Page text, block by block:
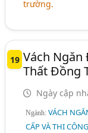
trường.
19 Vách Ngăn
Thất Đồng
Ngày cập
Ngành:VÁCH
CẤP VÀ THI CÔNG